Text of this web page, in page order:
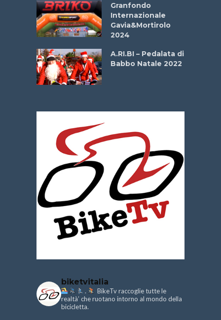
Granfondo
Internazionale
Gavia&Mortirolo
2024
A.RI.BI – Pedalata di
Babbo Natale 2022
biketvitalia
.
BikeTv raccoglie tutte le
realtà’ che ruotano intorno al mondo della
bicicletta.